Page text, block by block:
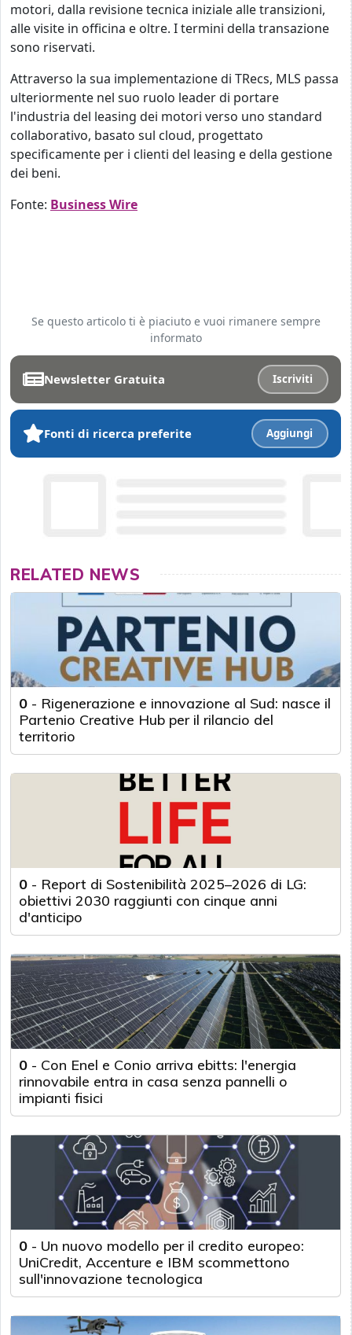
motori, dalla revisione tecnica iniziale alle transizioni,
alle visite in officina e oltre. I termini della transazione
sono riservati.
Attraverso la sua implementazione di TRecs, MLS passa
ulteriormente nel suo ruolo leader di portare
l'industria del leasing dei motori verso uno standard
collaborativo, basato sul cloud, progettato
specificamente per i clienti del leasing e della gestione
dei beni.
Fonte: Business Wire
Se questo articolo ti è piaciuto e vuoi rimanere sempre
informato
Newsletter Gratuita Iscriviti
Fonti di ricerca preferite Aggiungi
RELATED NEWS
0 - Rigenerazione e innovazione al Sud: nasce il
Partenio Creative Hub per il rilancio del
territorio
0 - Report di Sostenibilità 2025–2026 di LG:
obiettivi 2030 raggiunti con cinque anni
d'anticipo
0 - Con Enel e Conio arriva ebitts: l'energia
rinnovabile entra in casa senza pannelli o
impianti fisici
0 - Un nuovo modello per il credito europeo:
UniCredit, Accenture e IBM scommettono
sull'innovazione tecnologica